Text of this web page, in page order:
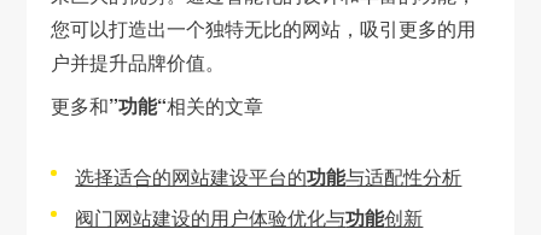
您可以打造出一个独特无比的网站，吸引更多的用
户并提升品牌价值。
更多和”功能“相关的文章
选择适合的网站建设平台的功能与适配性分析
阀门网站建设的用户体验优化与功能创新